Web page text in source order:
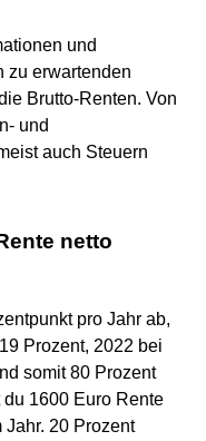
und
zu erwartenden
Brutto-Renten. Von
und
auch Steuern
netto
pro Jahr ab,
Prozent, 2022 bei
somit 80 Prozent
1600 Euro Rente
Jahr. 20 Prozent